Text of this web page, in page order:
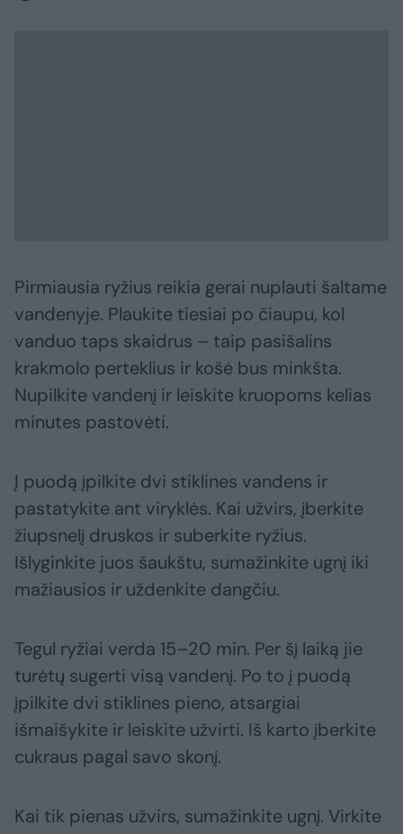
Pirmiausia ryžius reikia gerai nuplauti šaltame
vandenyje. Plaukite tiesiai po čiaupu, kol
vanduo taps skaidrus – taip pasišalins
krakmolo perteklius ir košė bus minkšta.
Nupilkite vandenį ir leiskite kruopoms kelias
minutes pastovėti.
Į puodą įpilkite dvi stiklines vandens ir
pastatykite ant viryklės. Kai užvirs, įberkite
žiupsnelį druskos ir suberkite ryžius.
Išlyginkite juos šaukštu, sumažinkite ugnį iki
mažiausios ir uždenkite dangčiu.
Tegul ryžiai verda 15–20 min. Per šį laiką jie
turėtų sugerti visą vandenį. Po to į puodą
įpilkite dvi stiklines pieno, atsargiai
išmaišykite ir leiskite užvirti. Iš karto įberkite
cukraus pagal savo skonį.
Kai tik pienas užvirs, sumažinkite ugnį. Virkite